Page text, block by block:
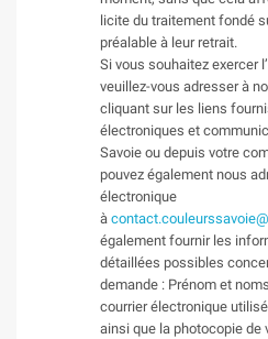
licite du traitement fondé
préalable à leur retrait.
Si vous souhaitez exercer
veuillez-vous adresser à
cliquant sur les liens
électroniques et
Savoie ou depuis votre
pouvez également nous
électronique
à
également fournir les
détaillées possibles
demande : Prénom et
courrier électronique
ainsi que la photocopie de